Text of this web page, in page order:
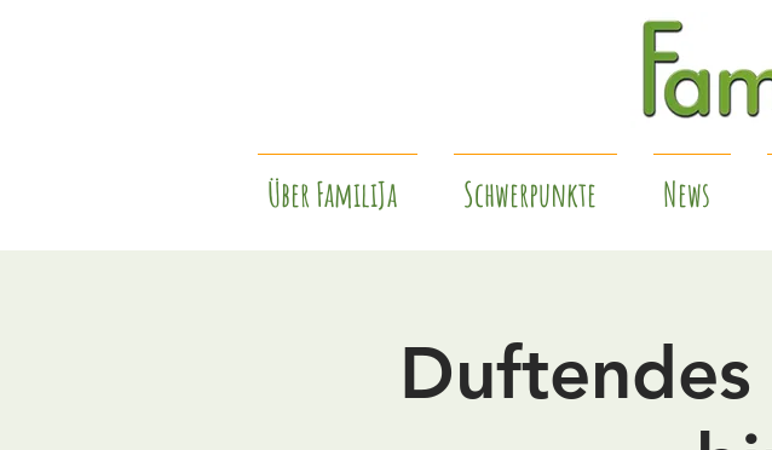
Über FamiliJa Schwerpunkte News